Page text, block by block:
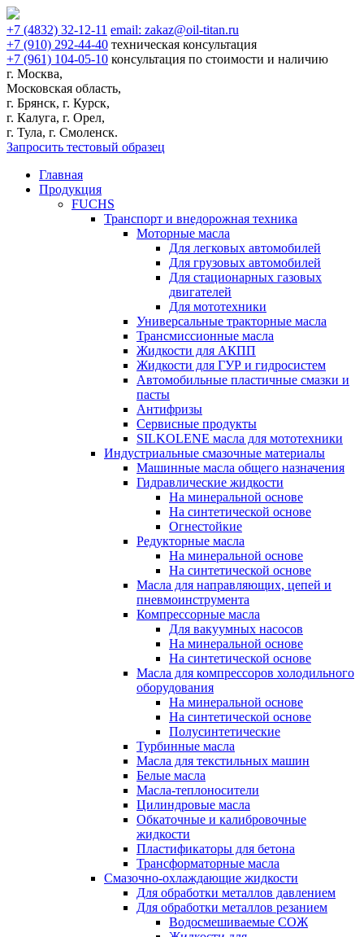
+7 (4832) 32-12-11 email: zakaz@oil-titan.ru
+7 (910) 292-44-40 техническая консультация
+7 (961) 104-05-10 консультация по стоимости и наличию
г. Москва,
Московская область,
г. Брянск, г. Курск,
г. Калуга, г. Орел,
г. Тула, г. Смоленск.
Запросить тестовый образец
Главная
Продукция
FUCHS
Транспорт и внедорожная техника
Моторные масла
Для легковых автомобилей
Для грузовых автомобилей
Для стационарных газовых
двигателей
Для мототехники
Универсальные тракторные масла
Трансмиссионные масла
Жидкости для АКПП
Жидкости для ГУР и гидросистем
Автомобильные пластичные смазки и
пасты
Антифризы
Сервисные продукты
SILKOLENE масла для мототехники
Индустриальные смазочные материалы
Машинные масла общего назначения
Гидравлические жидкости
На минеральной основе
На синтетической основе
Огнестойкие
Редукторные масла
На минеральной основе
На синтетической основе
Масла для направляющих, цепей и
пневмоинструмента
Компрессорные масла
Для вакуумных насосов
На минеральной основе
На синтетической основе
Масла для компрессоров холодильного
оборудования
На минеральной основе
На синтетической основе
Полусинтетические
Турбинные масла
Масла для текстильных машин
Белые масла
Масла-теплоносители
Цилиндровые масла
Обкаточные и калибровочные
жидкости
Пластификаторы для бетона
Трансформаторные масла
Смазочно-охлаждающие жидкости
Для обработки металлов давлением
Для обработки металлов резанием
Водосмешиваемые СОЖ